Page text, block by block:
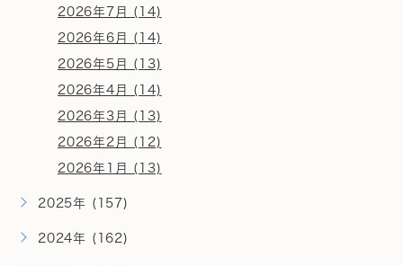
2026年7月 (14)
2026年6月 (14)
2026年5月 (13)
2026年4月 (14)
2026年3月 (13)
2026年2月 (12)
2026年1月 (13)
2025年 (157)
2024年 (162)